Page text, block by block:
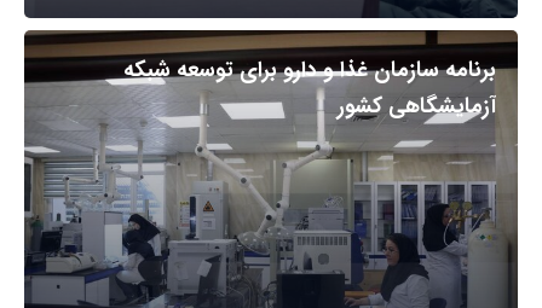
برنامه سازمان غذا و دارو برای توسعه شبکه
آزمایشگاهی کشور